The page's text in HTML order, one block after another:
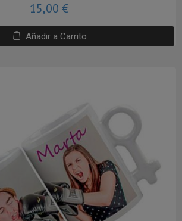
15,00 €
Añadir a Carrito